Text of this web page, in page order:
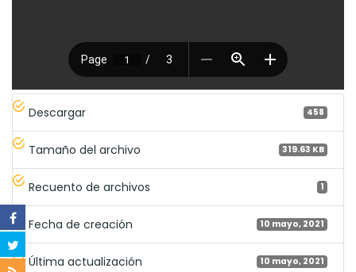
Descargar 458
Tamaño del archivo 319.63 KB
Recuento de archivos 1
Fecha de creación 10 mayo, 2021
Última actualización 10 mayo, 2021